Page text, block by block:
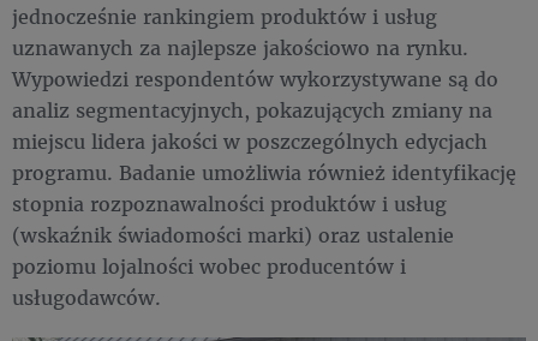
jednocześnie rankingiem produktów i usług
uznawanych za najlepsze jakościowo na rynku.
Wypowiedzi respondentów wykorzystywane są do
analiz segmentacyjnych, pokazujących zmiany na
miejscu lidera jakości w poszczególnych edycjach
programu. Badanie umożliwia również identyfikację
stopnia rozpoznawalności produktów i usług
(wskaźnik świadomości marki) oraz ustalenie
poziomu lojalności wobec producentów i
usługodawców.